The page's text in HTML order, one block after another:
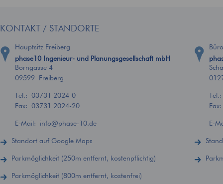
KONTAKT / STANDORTE
Hauptsitz Freiberg
phase10 Ingenieur- und Planungsgesellschaft mbH
Borngasse 4
09599 Freiberg
Tel.:03731 2024-0
Fax: 03731 2024-20
E-Mail: info@phase-10.de
Standort auf Google Maps
Parkmöglichkeit (250m entfernt, kostenpflichtig)
Parkmöglichkeit (800m entfernt, kostenfrei)
E-